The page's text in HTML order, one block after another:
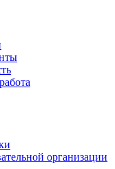
организации